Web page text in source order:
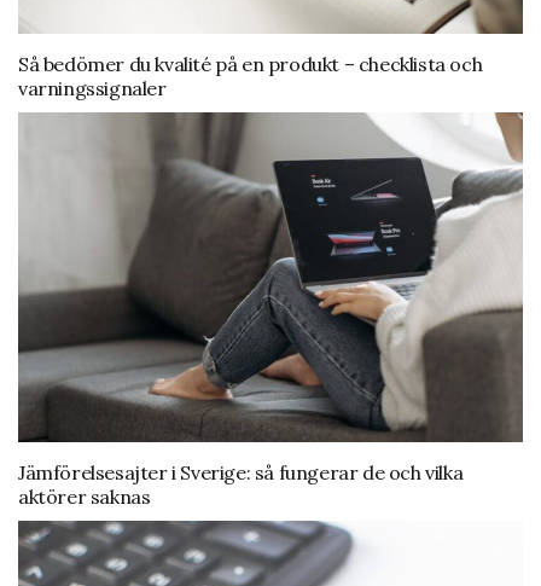
Så bedömer du kvalité på en produkt – checklista och
varningssignaler
Jämförelsesajter i Sverige: så fungerar de och vilka
aktörer saknas